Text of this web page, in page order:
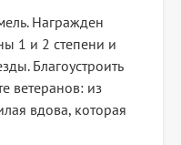
Награжден
1 и 2 степени и
Благоустроить
ветеранов: из
вдова, которая